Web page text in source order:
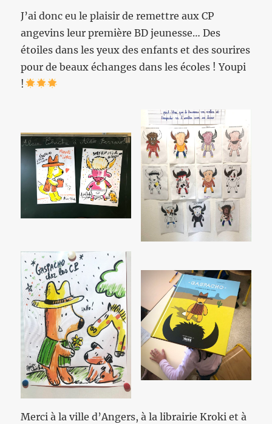
J’ai donc eu le plaisir de remettre aux CP
angevins leur première BD jeunesse… Des
étoiles dans les yeux des enfants et des sourires
pour de beaux échanges dans les écoles ! Youpi
!
Merci à la ville d’Angers, à la librairie Kroki et à